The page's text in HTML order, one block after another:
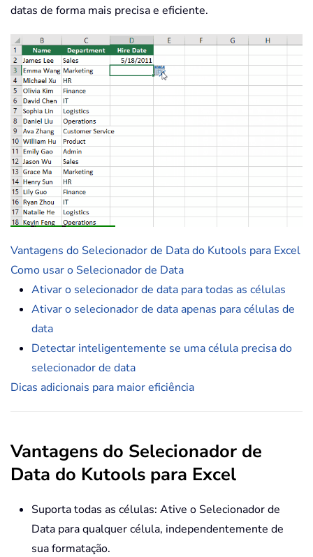
datas de forma mais precisa e eficiente.
Vantagens do Selecionador de Data do Kutools para Excel
Como usar o Selecionador de Data
Ativar o selecionador de data para todas as células
Ativar o selecionador de data apenas para células de
data
Detectar inteligentemente se uma célula precisa do
selecionador de data
Dicas adicionais para maior eficiência
Vantagens do Selecionador de
Data do Kutools para Excel
Suporta todas as células: Ative o Selecionador de
Data para qualquer célula, independentemente de
sua formatação.